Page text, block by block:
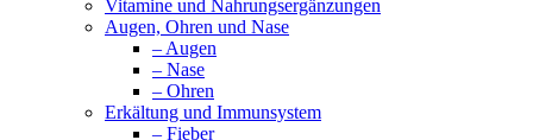
Vitamine und Nahrungsergänzungen
Augen, Ohren und Nase
– Augen
– Nase
– Ohren
Erkältung und Immunsystem
– Fieber